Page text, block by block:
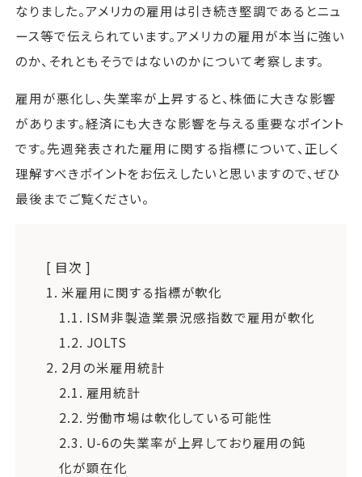
なりました。アメリカの雇用は引き続き堅調であるとニュ
ース等で伝えられています。アメリカの雇用が本当に強い
のか、それともそうではないのかについて考察します。
雇用が悪化し、失業率が上昇すると、株価に大きな影響
があります。経済にも大きな影響を与える重要なポイント
です。先週発表された雇用に関する指標について、正しく
理解すべきポイントをお伝えしたいと思いますので、ぜひ
最後までご覧ください。
[ 目次 ]
1. 米雇用に関する指標が軟化
1.1. ISM非製造業景況感指数で雇用が軟化
1.2. JOLTS
2. 2月の米雇用統計
2.1. 雇用統計
2.2. 労働市場は軟化している可能性
2.3. U-6の失業率が上昇しており雇用の鈍
化が顕在化